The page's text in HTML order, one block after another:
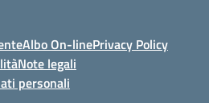
Albo On-linePrivacy Policy
Note legali
personali